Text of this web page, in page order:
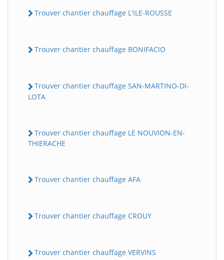
Trouver chantier chauffage L'ILE-ROUSSE
Trouver chantier chauffage BONIFACIO
Trouver chantier chauffage SAN-MARTINO-DI-
LOTA
Trouver chantier chauffage LE NOUVION-EN-
THIERACHE
Trouver chantier chauffage AFA
Trouver chantier chauffage CROUY
Trouver chantier chauffage VERVINS